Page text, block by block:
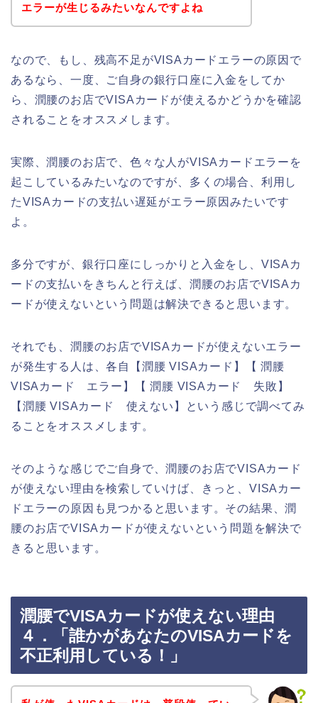
エラーが生じるみたいなんですよね
なので、もし、残高不足がVISAカードエラーの原因で
あるなら、一度、ご自身の銀行口座に入金をしてか
ら、潤腰のお店でVISAカードが使えるかどうかを確認
されることをオススメします。
実際、潤腰のお店で、色々な人がVISAカードエラーを
起こしているみたいなのですが、多くの場合、利用し
たVISAカードの支払い遅延がエラー原因みたいです
よ。
多分ですが、銀行口座にしっかりと入金をし、VISAカ
ードの支払いをきちんと行えば、潤腰のお店でVISAカ
ードが使えないという問題は解決できると思います。
それでも、潤腰のお店でVISAカードが使えないエラー
が発生する人は、各自【潤腰 VISAカード】【 潤腰
VISAカード エラー】【 潤腰 VISAカード 失敗】
【潤腰 VISAカード 使えない】という感じで調べてみ
ることをオススメします。
そのような感じでご自身で、潤腰のお店でVISAカード
が使えない理由を検索していけば、きっと、VISAカー
ドエラーの原因も見つかると思います。その結果、潤
腰のお店でVISAカードが使えないという問題を解決で
きると思います。
潤腰でVISAカードが使えない理由
４．「誰かがあなたのVISAカードを
不正利用している！」